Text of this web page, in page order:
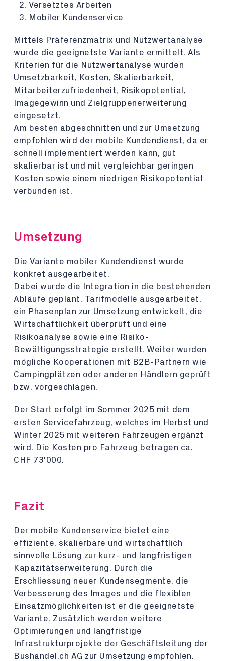
Versetztes Arbeiten
Mobiler Kundenservice
Mittels Präferenzmatrix und Nutzwertanalyse
wurde die geeignetste Variante ermittelt. Als
Kriterien für die Nutzwertanalyse wurden
Umsetzbarkeit, Kosten, Skalierbarkeit,
Mitarbeiterzufriedenheit, Risikopotential,
Imagegewinn und Zielgruppenerweiterung
eingesetzt.
Am besten abgeschnitten und zur Umsetzung
empfohlen wird der mobile Kundendienst, da er
schnell implementiert werden kann, gut
skalierbar ist und mit vergleichbar geringen
Kosten sowie einem niedrigen Risikopotential
verbunden ist.
Umsetzung
Die Variante mobiler Kundendienst wurde
konkret ausgearbeitet.
Dabei wurde die Integration in die bestehenden
Abläufe geplant, Tarifmodelle ausgearbeitet,
ein Phasenplan zur Umsetzung entwickelt, die
Wirtschaftlichkeit überprüft und eine
Risikoanalyse sowie eine Risiko-
Bewältigungsstrategie erstellt. Weiter wurden
mögliche Kooperationen mit B2B-Partnern wie
Campingplätzen oder anderen Händlern geprüft
bzw. vorgeschlagen.
Der Start erfolgt im Sommer 2025 mit dem
ersten Servicefahrzeug, welches im Herbst und
Winter 2025 mit weiteren Fahrzeugen ergänzt
wird. Die Kosten pro Fahrzeug betragen ca.
CHF 73'000.
Fazit
Der mobile Kundenservice bietet eine
effiziente, skalierbare und wirtschaftlich
sinnvolle Lösung zur kurz- und langfristigen
Kapazitätserweiterung. Durch die
Erschliessung neuer Kundensegmente, die
Verbesserung des Images und die flexiblen
Einsatzmöglichkeiten ist er die geeignetste
Variante. Zusätzlich werden weitere
Optimierungen und langfristige
Infrastrukturprojekte der Geschäftsleitung der
Bushandel.ch AG zur Umsetzung empfohlen.